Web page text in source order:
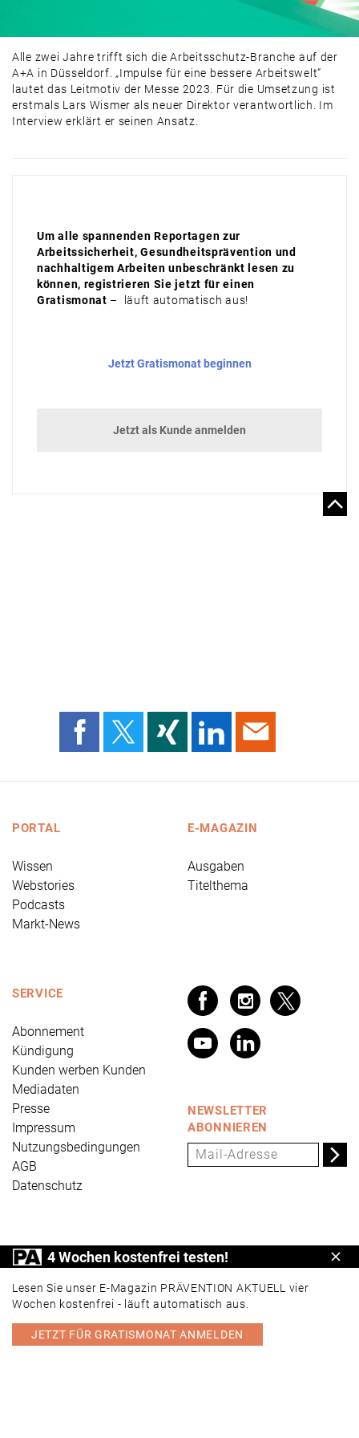
PRODUKTE & MÄRKTE
DAMALS
AUSBLICK
Alle zwei Jahre trifft sich die Arbeitsschutz-Branche auf der
A+A in Düsseldorf. „Impulse für eine bessere Arbeitswelt“
lautet das Leitmotiv der Messe 2023. Für die Umsetzung ist
erstmals Lars Wismer als neuer Direktor verantwortlich. Im
Interview erklärt er seinen Ansatz.
Um alle spannenden Reportagen zur
Arbeitssicherheit, Gesundheitsprävention und
nachhaltigem Arbeiten unbeschränkt lesen zu
können, registrieren Sie jetzt für einen
Gratismonat – läuft automatisch aus!
Jetzt Gratismonat beginnen
Jetzt als Kunde anmelden
PORTAL
Wissen
Webstories
Podcasts
Markt-News
E-MAGAZIN
Ausgaben
Titelthema
SERVICE
Abonnement
Kündigung
Kunden werben Kunden
Mediadaten
Presse
Impressum
Nutzungsbedingungen
AGB
Datenschutz
NEWSLETTER
ABONNIEREN
PRÄVENTION AKTUELL ist ein Produkt der Universum
Verlag GmbH, Wettinerstraße 3-5, 65189 Wiesbaden,
www.universum.de,info@universum.de
PORTAL E-MAGAZIN
4 Wochen kostenfrei testen!
Lesen Sie unser E-Magazin PRÄVENTION AKTUELL vier
Wochen kostenfrei - läuft automatisch aus.
JETZT FÜR GRATISMONAT ANMELDEN